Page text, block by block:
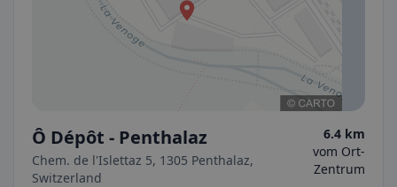
Ô Dépôt - Penthalaz
Chem. de l'Islettaz 5, 1305 Penthalaz,
Switzerland
6.4 km
vom Ort-
Zentrum